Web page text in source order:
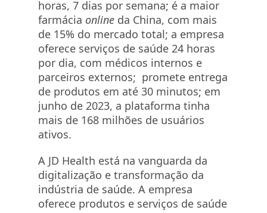
horas, 7 dias por semana; é a maior
farmácia online da China, com mais
de 15% do mercado total; a empresa
oferece serviços de saúde 24 horas
por dia, com médicos internos e
parceiros externos; promete entrega
de produtos em até 30 minutos; em
junho de 2023, a plataforma tinha
mais de 168 milhões de usuários
ativos.
A JD Health está na vanguarda da
digitalização e transformação da
indústria de saúde. A empresa
oferece produtos e serviços de saúde